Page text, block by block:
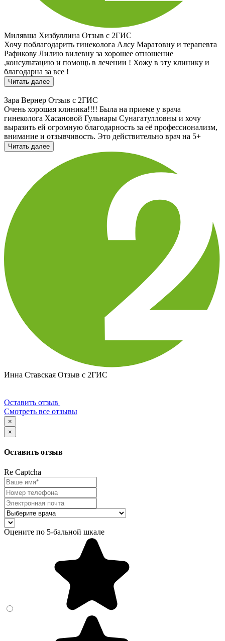
Милявша Хизбуллина Отзыв с 2ГИС
Хочу поблагодарить гинеколога Алсу Маратовну и терапевта
Рафикову Лилию вилевну за хорошее отношение
,консультацию и помощь в лечении ! Хожу в эту клинику и
благодарна за все !
Читать далее
Зара Вернер Отзыв с 2ГИС
Очень хорошая клиника!!!! Была на приеме у врача
гинеколога Хасановой Гульнары Сунагатулловны и хочу
выразить ей огромную благодарность за её профессионализм,
внимание и отзывчивость. Это действительно врач на 5+
Читать далее
Инна Ставская Отзыв с 2ГИС
Оставить отзыв
Смотреть все отзывы
×
×
Оставить отзыв
Re Captcha
Оцените по 5-бальной шкале